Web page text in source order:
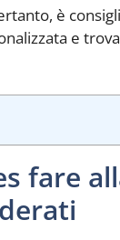
è
e
fare